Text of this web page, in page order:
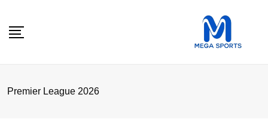
Premier League 2026